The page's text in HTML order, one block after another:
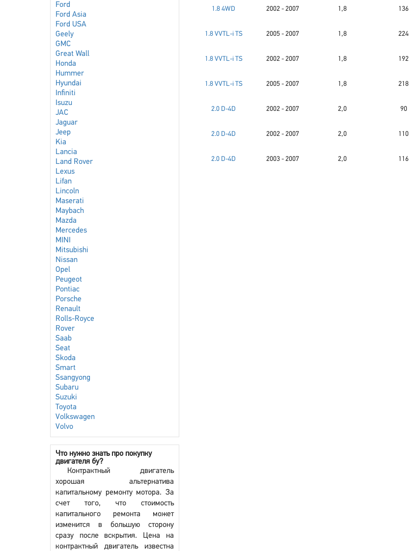
Ford
Ford Asia
Ford USA
Geely
GMC
Great Wall
Honda
Hummer
Hyundai
Infiniti
Isuzu
JAC
Jaguar
Jeep
Kia
Lancia
Land Rover
Lexus
Lifan
Lincoln
Maserati
Maybach
Mazda
Mercedes
MINI
Mitsubishi
Nissan
Opel
Peugeot
Pontiac
Porsche
Renault
Rolls-Royce
Rover
Saab
Seat
Skoda
Smart
Ssangyong
Subaru
Suzuki
Toyota
Volkswagen
Volvo
Что нужно знать про покупку
двигателя бу?
Контрактный двигатель
хорошая альтернатива
капитальному ремонту мотора. За
счет того, что стоимость
капитального ремонта может
изменится в большую сторону
сразу после вскрытия. Цена на
контрактный двигатель известна
1.8 4WD 2002 - 2007 1,8 136
1.8 VVTL-i TS 2005 - 2007 1,8 224
1.8 VVTL-i TS 2002 - 2007 1,8 192
1.8 VVTL-i TS 2005 - 2007 1,8 218
2.0 D-4D 2002 - 2007 2,0 90
2.0 D-4D 2002 - 2007 2,0 110
2.0 D-4D 2003 - 2007 2,0 116